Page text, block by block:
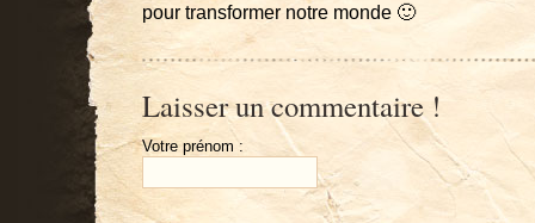
pour transformer notre monde 🙂
Laisser un commentaire !
Votre prénom :